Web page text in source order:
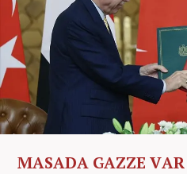
MASADA GAZZE VAR